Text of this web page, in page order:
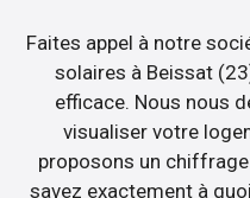
Faites appel à notre
solaires à Beissat
efficace. Nous nous
visualiser votre
proposons un
savez exactement à